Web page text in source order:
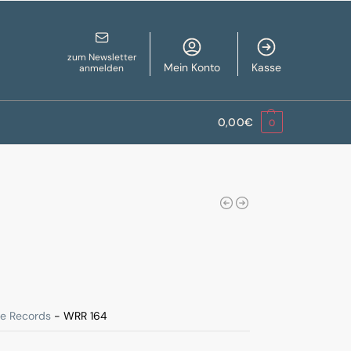
zum Newsletter
anmelden
Mein Konto Kasse
0,00€ 0
Records - WRR 164